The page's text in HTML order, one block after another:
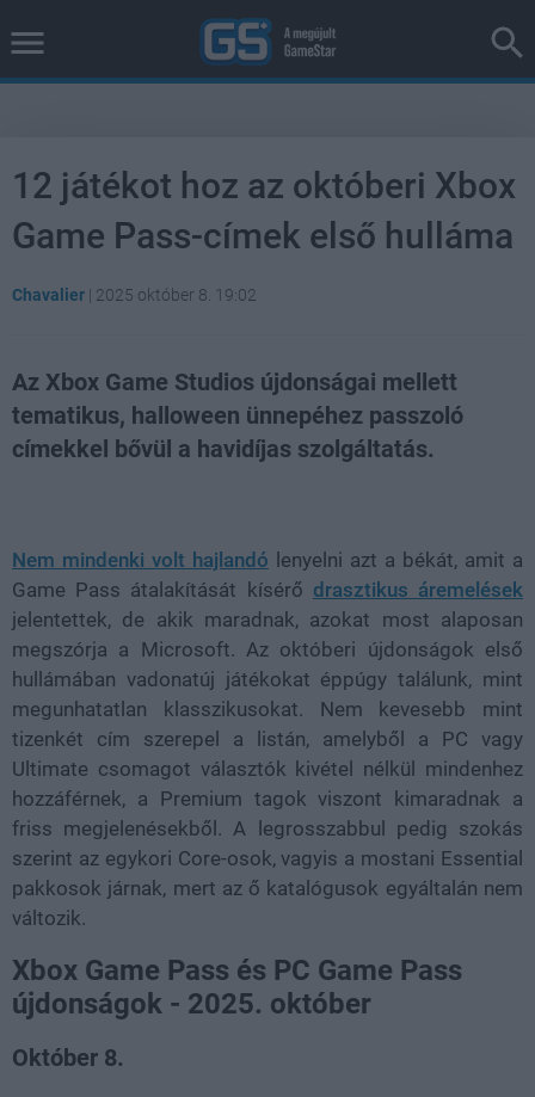
12 játékot hoz az októberi Xbox
Game Pass-címek első hulláma
Chavalier | 2025 október 8. 19:02
Az Xbox Game Studios újdonságai mellett
tematikus, halloween ünnepéhez passzoló
címekkel bővül a havidíjas szolgáltatás.
Nem mindenki volt hajlandó lenyelni azt a békát, amit a
Game Pass átalakítását kísérő drasztikus áremelések
jelentettek, de akik maradnak, azokat most alaposan
megszórja a Microsoft. Az októberi újdonságok első
hullámában vadonatúj játékokat éppúgy találunk, mint
megunhatatlan klasszikusokat. Nem kevesebb mint
tizenkét cím szerepel a listán, amelyből a PC vagy
Ultimate csomagot választók kivétel nélkül mindenhez
hozzáférnek, a Premium tagok viszont kimaradnak a
friss megjelenésekből. A legrosszabbul pedig szokás
szerint az egykori Core-osok, vagyis a mostani Essential
pakkosok járnak, mert az ő katalógusok egyáltalán nem
változik.
Xbox Game Pass és PC Game Pass
újdonságok - 2025. október
Október 8.